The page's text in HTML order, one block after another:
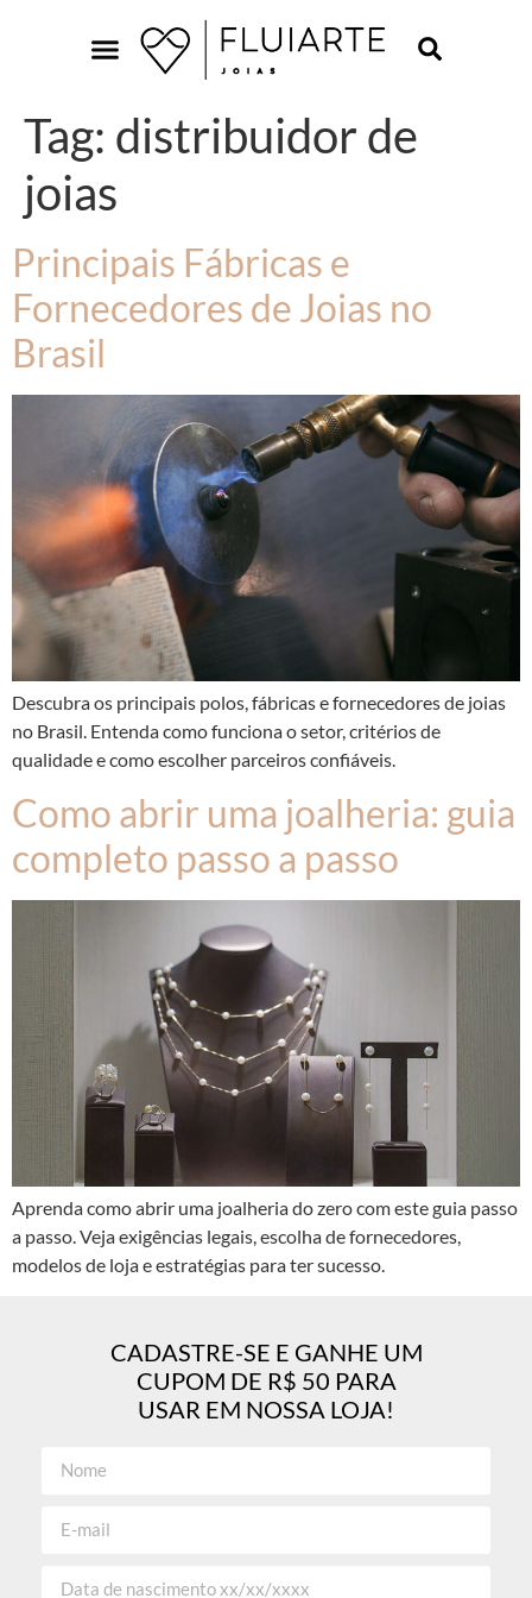
Tag: distribuidor de
joias
Principais Fábricas e
Fornecedores de Joias no
Brasil
Descubra os principais polos, fábricas e fornecedores de joias
no Brasil. Entenda como funciona o setor, critérios de
qualidade e como escolher parceiros confiáveis.
Como abrir uma joalheria: guia
completo passo a passo
Aprenda como abrir uma joalheria do zero com este guia passo
a passo. Veja exigências legais, escolha de fornecedores,
modelos de loja e estratégias para ter sucesso.
CADASTRE-SE E GANHE UM
CUPOM DE R$ 50 PARA
USAR EM NOSSA LOJA!